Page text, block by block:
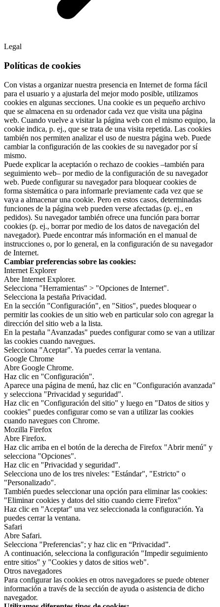
Legal
Políticas de cookies
Con vistas a organizar nuestra presencia en Internet de forma fácil
para el usuario y a ajustarla del mejor modo posible, utilizamos
cookies en algunas secciones. Una cookie es un pequeño archivo
que se almacena en su ordenador cada vez que visita una página
web. Cuando vuelve a visitar la página web con el mismo equipo, la
cookie indica, p. ej., que se trata de una visita repetida. Las cookies
también nos permiten analizar el uso de nuestra página web. Puede
cambiar la configuración de las cookies de su navegador por sí
mismo.
Puede explicar la aceptación o rechazo de cookies –también para
seguimiento web– por medio de la configuración de su navegador
web. Puede configurar su navegador para bloquear cookies de
forma sistemática o para informarle previamente cada vez que se
vaya a almacenar una cookie. Pero en estos casos, determinadas
funciones de la página web pueden verse afectadas (p. ej., en
pedidos). Su navegador también ofrece una función para borrar
cookies (p. ej., borrar por medio de los datos de navegación del
navegador). Puede encontrar más información en el manual de
instrucciones o, por lo general, en la configuración de su navegador
de Internet.
Cambiar preferencias sobre las cookies:
Internet Explorer
Abre Internet Explorer.
Selecciona "Herramientas" > "Opciones de Internet".
Selecciona la pestaña Privacidad.
En la sección "Configuración", en "Sitios", puedes bloquear o
permitir las cookies de un sitio web en particular solo con agregar la
dirección del sitio web a la lista.
En la pestaña "Avanzadas" puedes configurar como se van a utilizar
las cookies cuando navegues.
Selecciona "Aceptar". Ya puedes cerrar la ventana.
Google Chrome
Abre Google Chrome.
Haz clic en "Configuración".
Aparece una página de menú, haz clic en "Configuración avanzada"
y selecciona "Privacidad y seguridad".
Haz clic en "Configuración del sitio" y luego en "Datos de sitios y
cookies" puedes configurar como se van a utilizar las cookies
cuando navegues con Chrome.
Mozilla Firefox
Abre Firefox.
Haz clic arriba en el botón de la derecha de Firefox "Abrir menú" y
selecciona "Opciones".
Haz clic en "Privacidad y seguridad".
Selecciona uno de los tres niveles: "Estándar", "Estricto" o
"Personalizado".
También puedes seleccionar una opción para eliminar las cookies:
"Eliminar cookies y datos del sitio cuando cierre Firefox"
Haz clic en "Aceptar" una vez seleccionada la configuración. Ya
puedes cerrar la ventana.
Safari
Abre Safari.
Selecciona "Preferencias"; y haz clic en “Privacidad”.
A continuación, selecciona la configuración "Impedir seguimiento
entre sitios" y "Cookies y datos de sitios web".
Otros navegadores
Para configurar las cookies en otros navegadores se puede obtener
información a través de la sección de ayuda o asistencia de dicho
navegador.